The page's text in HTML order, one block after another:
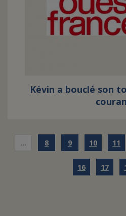
Kévin a bouclé son
… 8 9 10 11
16 17